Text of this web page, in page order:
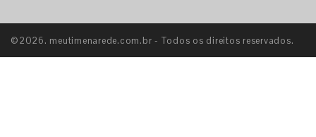
©2026. meutimenarede.com.br - Todos os direitos reservados.